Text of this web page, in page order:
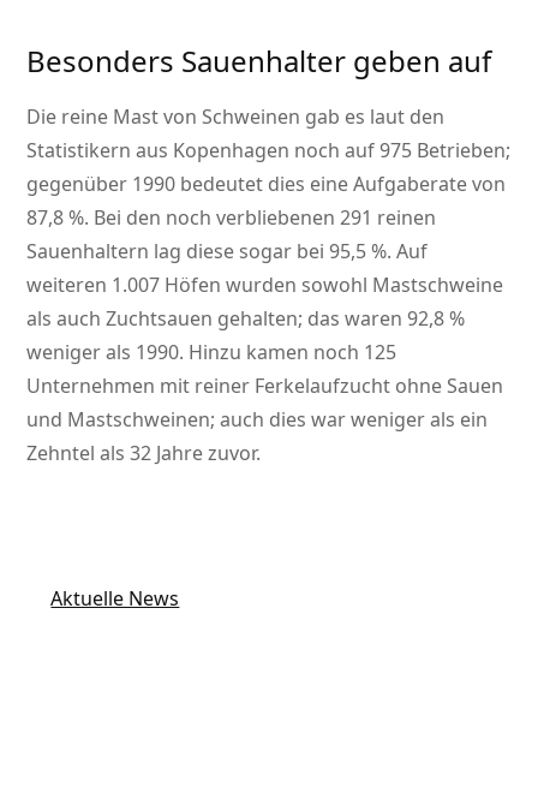
Besonders Sauenhalter geben auf
Die reine Mast von Schweinen gab es laut den
Statistikern aus Kopenhagen noch auf 975 Betrieben;
gegenüber 1990 bedeutet dies eine Aufgaberate von
87,8 %. Bei den noch verbliebenen 291 reinen
Sauenhaltern lag diese sogar bei 95,5 %. Auf
weiteren 1.007 Höfen wurden sowohl Mastschweine
als auch Zuchtsauen gehalten; das waren 92,8 %
weniger als 1990. Hinzu kamen noch 125
Unternehmen mit reiner Ferkelaufzucht ohne Sauen
und Mastschweinen; auch dies war weniger als ein
Zehntel als 32 Jahre zuvor.
Aktuelle News